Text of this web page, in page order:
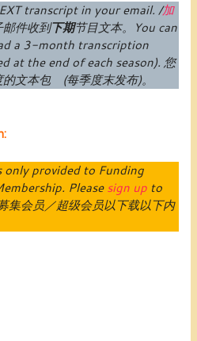
transcript in your email. /加
邮件收到下期节目文本。
You can
a 3-month transcription
at the end of each season). 您
的文本包 (每季度末发布)。
provided to Funding
Pleasesign up to
集会员／超级会员以下载以下内